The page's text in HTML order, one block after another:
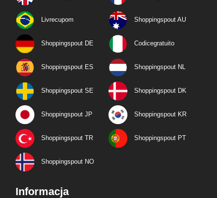
Livrecupom Shoppingspout AU
Shoppingspout DE Codicegratuito
Shoppingspout ES Shoppingspout NL
Shoppingspout SE Shoppingspout DK
Shoppingspout JP Shoppingspout KR
Shoppingspout TR Shoppingspout PT
Shoppingspout NO
Informacja